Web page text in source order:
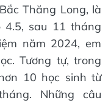
Thăng Long, là
sau 11 tháng
năm 2024, em
Tương tự, trong
10 học sinh từ
Những câu